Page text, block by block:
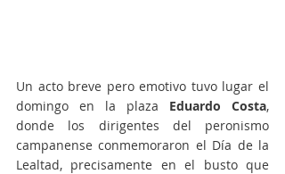
Un acto breve pero emotivo tuvo lugar el
domingo en la plaza Eduardo Costa,
donde los dirigentes del peronismo
campanense conmemoraron el Día de la
Lealtad, precisamente en el busto que